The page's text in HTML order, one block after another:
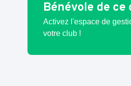
Bénévole de ce
Activez l'espace de
votre club !